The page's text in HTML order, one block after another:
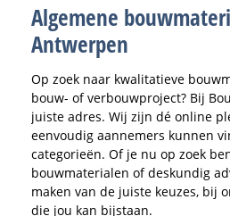
Algemene
Antwerpen
Op zoek naar kwalitatieve
bouw- of verbouwproject? Bij
juiste adres. Wij zijn dé online
eenvoudig aannemers kunnen
categorieën. Of je nu op zoek
bouwmaterialen of deskundig
maken van de juiste keuzes, bij
die jou kan bijstaan.